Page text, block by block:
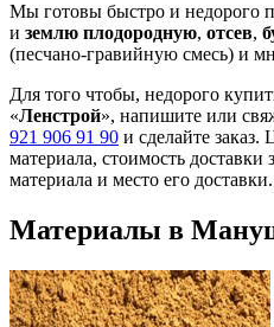
Мы готовы быстро и недорого
и землю плодородную, отсев,
(песчано-гравийную смесь) и
Для того чтобы, недорого
«Ленстрой», напишите или
921 906 91 90 и сделайте заказ.
материала, стоимость
материала и место его доставки.
Материалы в